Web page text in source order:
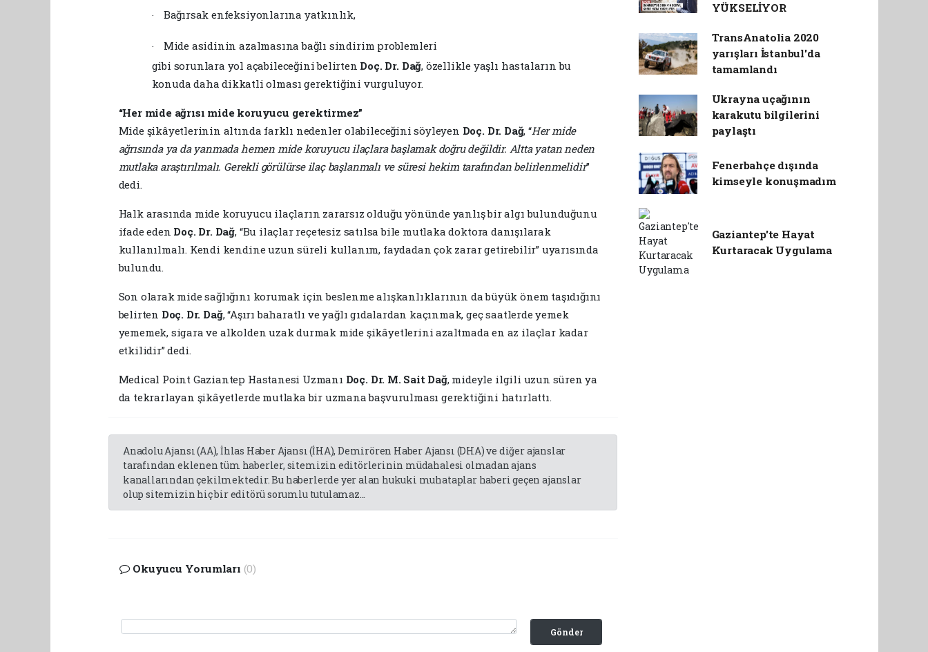
· Bağırsak enfeksiyonlarına yatkınlık,
·
Mide asidinin azalmasına bağlı sindirim problemleri
gibi sorunlara yol açabileceğini belirten Doç. Dr. Dağ, özellikle yaşlı hastaların bu
konuda daha dikkatli olması gerektiğini vurguluyor.
“Her mide ağrısı mide koruyucu gerektirmez”
Mide şikâyetlerinin altında farklı nedenler olabileceğini söyleyen Doç. Dr. Dağ, “Her mide
ağrısında ya da yanmada hemen mide koruyucu ilaçlara başlamak doğru değildir. Altta yatan neden
mutlaka araştırılmalı. Gerekli görülürse ilaç başlanmalı ve süresi hekim tarafından belirlenmelidir”
dedi.
Halk arasında mide koruyucu ilaçların zararsız olduğu yönünde yanlış bir algı bulunduğunu
ifade eden Doç. Dr. Dağ, “Bu ilaçlar reçetesiz satılsa bile mutlaka doktora danışılarak
kullanılmalı. Kendi kendine uzun süreli kullanım, faydadan çok zarar getirebilir” uyarısında
bulundu.
Son olarak mide sağlığını korumak için beslenme alışkanlıklarının da büyük önem taşıdığını
belirten Doç. Dr. Dağ, “Aşırı baharatlı ve yağlı gıdalardan kaçınmak, geç saatlerde yemek
yememek, sigara ve alkolden uzak durmak mide şikâyetlerini azaltmada en az ilaçlar kadar
etkilidir” dedi.
Medical Point Gaziantep Hastanesi Uzmanı Doç. Dr. M. Sait Dağ, mideyle ilgili uzun süren ya
da tekrarlayan şikâyetlerde mutlaka bir uzmana başvurulması gerektiğini hatırlattı.
Anadolu Ajansı (AA), İhlas Haber Ajansı (İHA), Demirören Haber Ajansı (DHA) ve diğer ajanslar
tarafından eklenen tüm haberler, sitemizin editörlerinin müdahalesi olmadan ajans
kanallarından çekilmektedir. Bu haberlerde yer alan hukuki muhataplar haberi geçen ajanslar
olup sitemizin hiç bir editörü sorumlu tutulamaz...
Okuyucu Yorumları (0)
Gönder
YÜKSELİYOR
TransAnatolia 2020
yarışları İstanbul'da
tamamlandı
Ukrayna uçağının
karakutu bilgilerini
paylaştı
Fenerbahçe dışında
kimseyle konuşmadım
Gaziantep'te Hayat
Kurtaracak Uygulama